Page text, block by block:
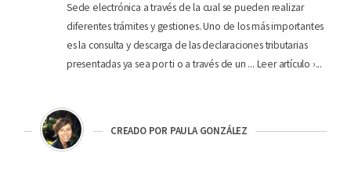
Sede electrónica a través de la cual se pueden realizar
diferentes trámites y gestiones. Uno de los más importantes
es la consulta y descarga de las declaraciones tributarias
presentadas ya sea por ti o a través de un ... Leer artículo ›...
CREADO POR PAULA GONZÁLEZ